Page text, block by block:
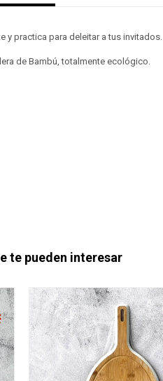
y practica para deleitar a tus invitados.
de Bambú, totalmente ecológico.
te pueden interesar